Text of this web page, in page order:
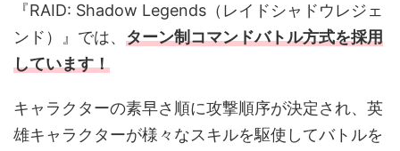
『RAID: Shadow Legends（レイドシャドウレジェ
ンド）』では、 ターン制コマンドバトル方式を採用
しています！
キャラクターの素早さ順に攻撃順序が決定され、英
雄キャラクターが様々なスキルを駆使してバトルを